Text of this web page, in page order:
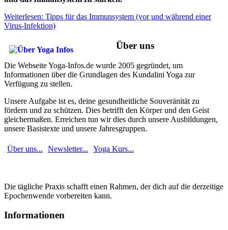
Weiterlesen: Tipps für das Immunsystem (vor und während einer
Virus-Infektion)
Über uns
Die Webseite Yoga-Infos.de wurde 2005 gegründet, um
Informationen über die Grundlagen des Kundalini Yoga zur
Verfügung zu stellen.
Unsere Aufgabe ist es, deine gesundheitliche Souveränität zu
fördern und zu schützen. Dies betrifft den Körper und den Geist
gleichermaßen. Erreichen tun wir dies durch unsere Ausbildungen,
unsere Basistexte und unsere Jahresgruppen.
Über uns... Newsletter... Yoga Kurs...
Die tägliche Praxis schafft einen Rahmen, der dich auf die derzeitige
Epochenwende vorbereiten kann.
Informationen